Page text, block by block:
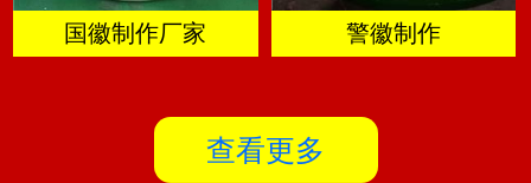
国徽制作厂家 警徽制作
查看更多